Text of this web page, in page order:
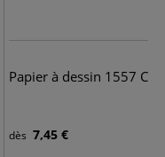
Papier à dessin 1557
dès 7,45 €